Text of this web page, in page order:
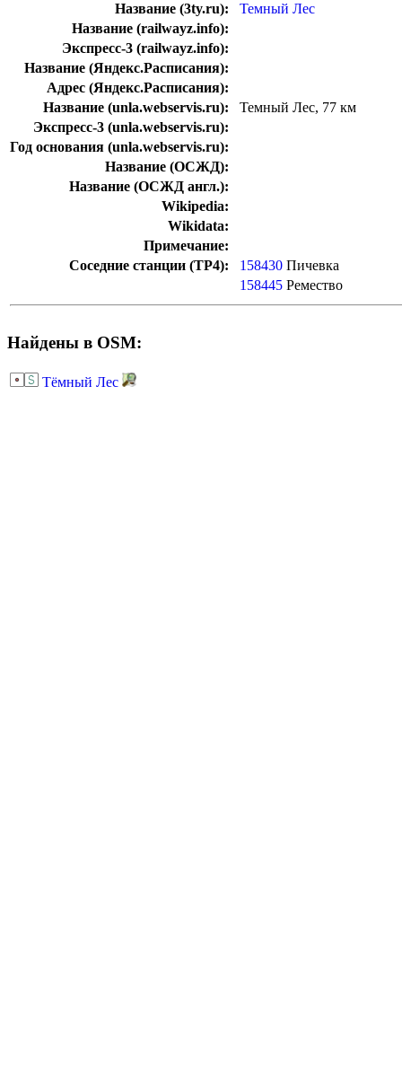
Название (3ty.ru):
Темный Лес
Название (railwayz.info):
Экспресс-3 (railwayz.info):
Название (Яндекс.Расписания):
Адрес (Яндекс.Расписания):
Название (unla.webservis.ru):
Темный Лес, 77 км
Экспресс-3 (unla.webservis.ru):
Год основания (unla.webservis.ru):
Название (ОСЖД):
Название (ОСЖД англ.):
Wikipedia:
Wikidata:
Примечание:
Соседние станции (ТР4):
158430 Пичевка
158445 Ремество
Найдены в OSM:
Тёмный Лес